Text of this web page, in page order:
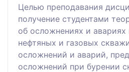
Целью преподавания
получение студентами
об осложнениях и авариях
нефтяных и газовых
осложнений и аварий,
осложнений при бурении